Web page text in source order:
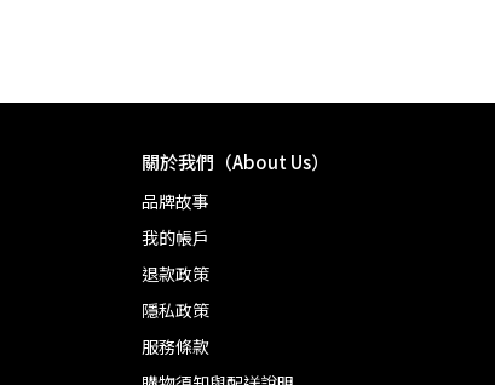
關於我們（About Us）
品牌故事
我的帳戶
退款政策
隱私政策
服務條款